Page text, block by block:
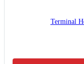
Terminal